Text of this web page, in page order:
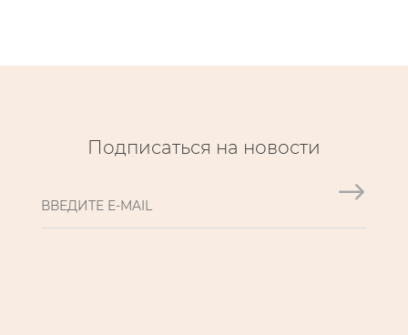
Подписаться на новости